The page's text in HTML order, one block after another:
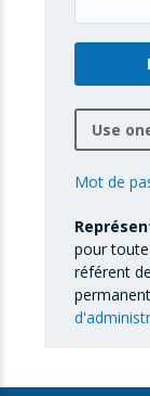
Use
Mot de
pour
référent